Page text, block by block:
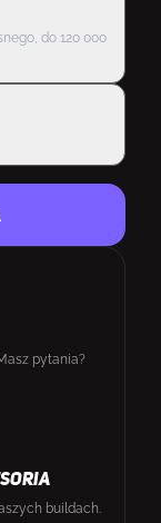
do 120 000
pytania?
buildach.